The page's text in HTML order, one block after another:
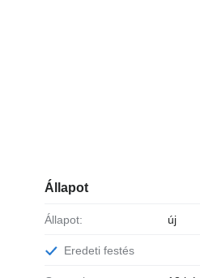
Állapot
Állapot: új
Eredeti festés